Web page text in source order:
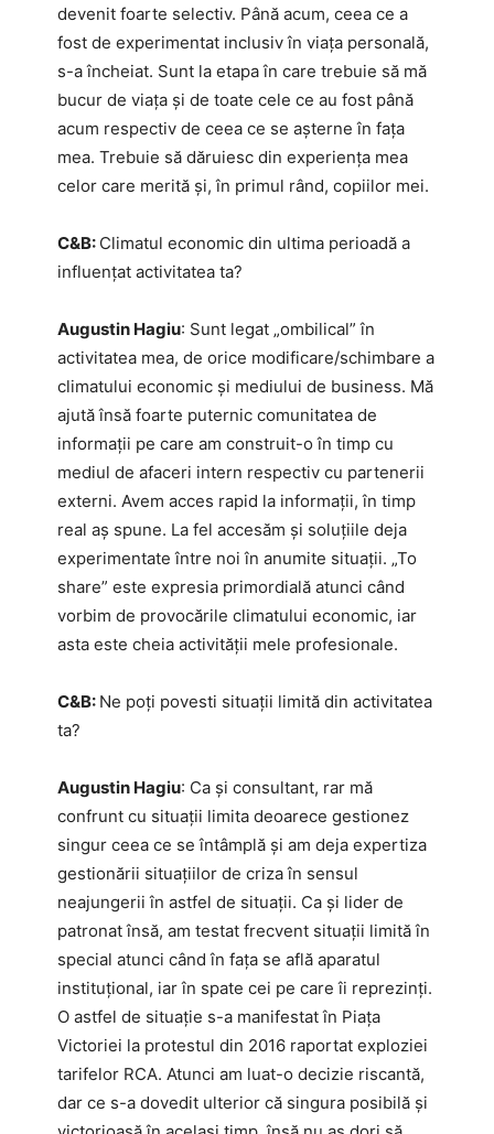
devenit foarte selectiv. Până acum, ceea ce a
fost de experimentat inclusiv în viața personală,
s-a încheiat. Sunt la etapa în care trebuie să mă
bucur de viața și de toate cele ce au fost până
acum respectiv de ceea ce se așterne în fața
mea. Trebuie să dăruiesc din experiența mea
celor care merită și, în primul rând, copiilor mei.
C&B: Climatul economic din ultima perioadă a
influențat activitatea ta?
Augustin Hagiu: Sunt legat „ombilical” în
activitatea mea, de orice modificare/schimbare a
climatului economic și mediului de business. Mă
ajută însă foarte puternic comunitatea de
informații pe care am construit-o în timp cu
mediul de afaceri intern respectiv cu partenerii
externi. Avem acces rapid la informații, în timp
real aș spune. La fel accesăm și soluțiile deja
experimentate între noi în anumite situații. „To
share” este expresia primordială atunci când
vorbim de provocările climatului economic, iar
asta este cheia activității mele profesionale.
C&B: Ne poți povesti situații limită din activitatea
ta?
Augustin Hagiu: Ca și consultant, rar mă
confrunt cu situații limita deoarece gestionez
singur ceea ce se întâmplă și am deja expertiza
gestionării situațiilor de criza în sensul
neajungerii în astfel de situații. Ca și lider de
patronat însă, am testat frecvent situații limită în
special atunci când în fața se află aparatul
instituțional, iar în spate cei pe care îi reprezinți.
O astfel de situație s-a manifestat în Piața
Victoriei la protestul din 2016 raportat exploziei
tarifelor RCA. Atunci am luat-o decizie riscantă,
dar ce s-a dovedit ulterior că singura posibilă și